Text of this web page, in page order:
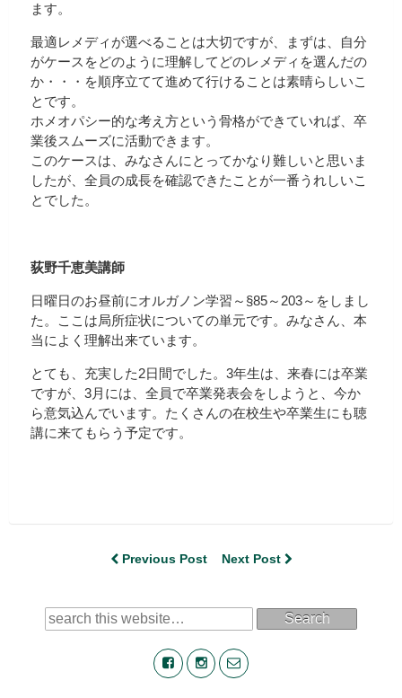
ます。
最適レメディが選べることは大切ですが、まずは、自分
がケースをどのように理解してどのレメディを選んだの
か・・・を順序立てて進めて行けることは素晴らしいこ
とです。
ホメオパシー的な考え方という骨格ができていれば、卒
業後スムーズに活動できます。
このケースは、みなさんにとってかなり難しいと思いま
したが、全員の成長を確認できたことが一番うれしいこ
とでした。
荻野千恵美講師
日曜日のお昼前にオルガノン学習～§85～203～をしまし
た。ここは局所症状についての単元です。みなさん、本
当によく理解出来ています。
とても、充実した2日間でした。3年生は、来春には卒業
ですが、3月には、全員で卒業発表会をしようと、今か
ら意気込んでいます。たくさんの在校生や卒業生にも聴
講に来てもらう予定です。
Previous Post Next Post
Search